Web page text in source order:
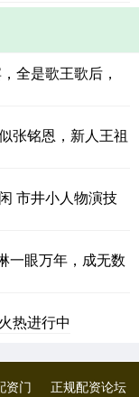
全是歌王歌后，
张铭恩，新人王祖
市井小人物演技
一眼万年，成无数
热进行中
资门 正规配资论坛